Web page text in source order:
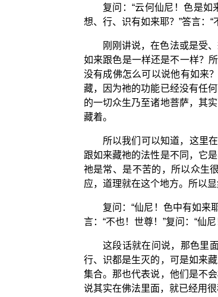
复问：“云何仙尼！色是如
想、行、识有如来耶？”答言：“
刚刚讲说，在色法或是受
如来跟色是一样还是不一样？
没有成佛怎么可以说他有如来
藏，因为祂的功能已经没有任
的一切众生乃至诸地菩萨，其
藏着。
所以我们可以知道，这里
跟如来藏祂的法性是不同，它
祂是常、是不苦的，所以众生
应，道理就在这个地方。所以
复问：“仙尼！色中有如来
言：“不也！世尊！”复问：“仙
这段话就在问说，那色里
行、识都是生灭的，可是如来
集合。那也代表说，他们是不
说其实在佛法里面，就已经用